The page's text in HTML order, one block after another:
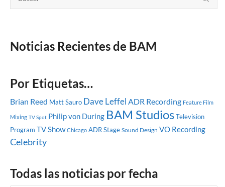
Noticias Recientes de BAM
Por Etiquetas…
Brian Reed Matt Sauro Dave Leffel ADR Recording Feature Film
Mixing TV Spot Philip von During BAM StudiosTelevision
Program TV Show Chicago ADR Stage Sound Design VO Recording
Celebrity
Todas las noticias por fecha